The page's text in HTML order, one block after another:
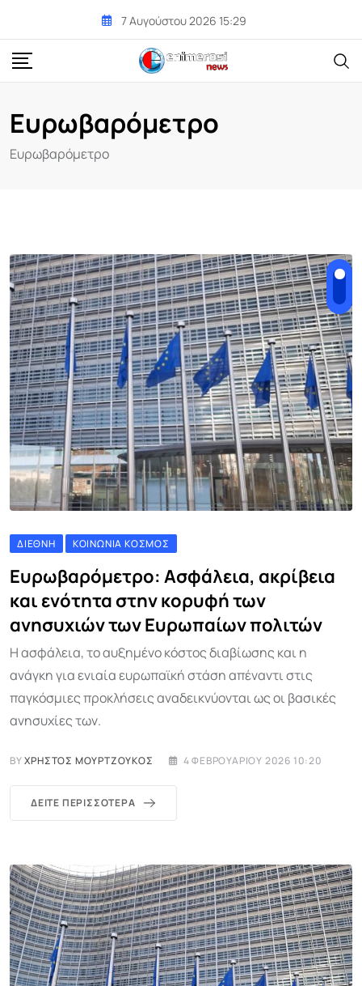
content
7 Αυγούστου 2026 15:29
Ευρωβαρόμετρο
Ευρωβαρόμετρο
ΔΙΕΘΝΉ ΚΟΙΝΩΝΊΑ ΚΌΣΜΟΣ
Ευρωβαρόμετρο: Ασφάλεια, ακρίβεια
και ενότητα στην κορυφή των
ανησυχιών των Ευρωπαίων πολιτών
Η ασφάλεια, το αυξημένο κόστος διαβίωσης και η
ανάγκη για ενιαία ευρωπαϊκή στάση απέναντι στις
παγκόσμιες προκλήσεις αναδεικνύονται ως οι βασικές
ανησυχίες των.
BYΧΡΉΣΤΟΣ ΜΟΥΡΤΖΟΎΚΟΣ 4 ΦΕΒΡΟΥΑΡΊΟΥ 2026 10:20
ΔΕΊΤΕ ΠΕΡΙΣΣΌΤΕΡΑ